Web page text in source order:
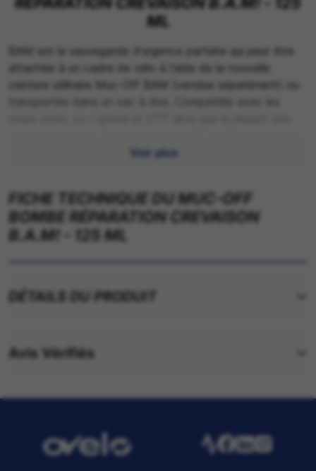
ML
BAM est la sauvegarde d'urgence parfaite qui peut être
attachée à un cadre de vélo à l'aide de la nouvelle
ceinture utilitaire Muc-Off BAM (vendue séparément) ou
moins d'une minute et est capable de boucher les trous
Voir plus
FICHE TECHNIQUE DU MUC-OFF
BOMBE RÉPARATION CREVAISON
B.A.M! - 125 ML
DÉTAILS DU PRODUIT
Avis Vérifiés